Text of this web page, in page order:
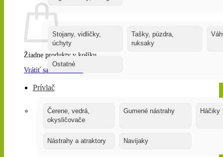
Žiadne produkty v košíku.
Vrátiť sa do obchodu
Stojany, vidličky,
úchyty
Tašky, púzdra,
ruksaky
Ostatné
Prívlač
Čerene, vedrá,
okysličovače
Gumené nástrahy Háčiky
Nástrahy a atraktory Navijaky